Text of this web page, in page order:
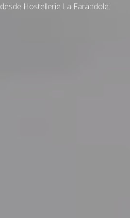
Hostellerie La Farandole.